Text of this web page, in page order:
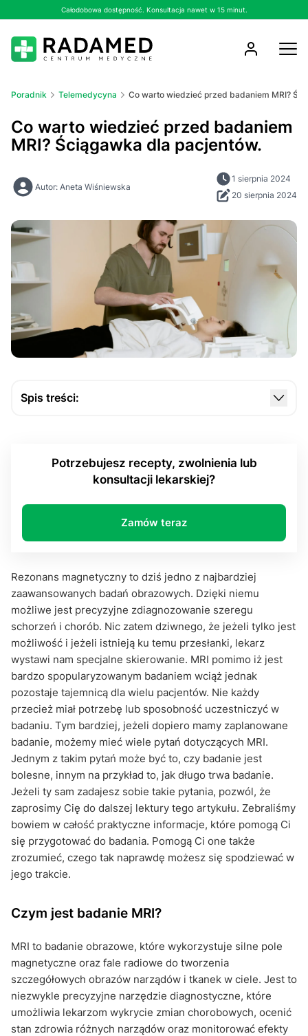
Całodobowa dostępność. Konsultacja nawet w 15 minut.
Poradnik Telemedycyna Co warto wiedzieć przed badaniem MRI?
Co warto wiedzieć przed badaniem
MRI? Ściągawka dla pacjentów.
Autor: Aneta Wiśniewska
1 sierpnia 2024
20 sierpnia 2024
Spis treści:
Przebieg badania MRI, czyli jak wygląda
Potrzebujesz recepty, zwolnienia lub
konsultacji lekarskiej?
Zamów teraz
Rezonans magnetyczny to dziś jedno z najbardziej
zaawansowanych badań obrazowych. Dzięki niemu
możliwe jest precyzyjne zdiagnozowanie szeregu
schorzeń i chorób. Nic zatem dziwnego, że jeżeli tylko jest
możliwość i jeżeli istnieją ku temu przesłanki, lekarz
wystawi nam specjalne skierowanie. MRI pomimo iż jest
bardzo spopularyzowanym badaniem wciąż jednak
pozostaje tajemnicą dla wielu pacjentów. Nie każdy
przecież miał potrzebę lub sposobność uczestniczyć w
badaniu. Tym bardziej, jeżeli dopiero mamy zaplanowane
badanie, możemy mieć wiele pytań dotyczących MRI.
Jednym z takim pytań może być to, czy badanie jest
bolesne, innym na przykład to, jak długo trwa badanie.
Jeżeli ty sam zadajesz sobie takie pytania, pozwól, że
zaprosimy Cię do dalszej lektury tego artykułu. Zebraliśmy
bowiem w całość praktyczne informacje, które pomogą Ci
się przygotować do badania. Pomogą Ci one także
zrozumieć, czego tak naprawdę możesz się spodziewać w
jego trakcie.
Czym jest badanie MRI?
MRI to badanie obrazowe, które wykorzystuje silne pole
magnetyczne oraz fale radiowe do tworzenia
szczegółowych obrazów narządów i tkanek w ciele. Jest to
niezwykle precyzyjne narzędzie diagnostyczne, które
umożliwia lekarzom wykrycie zmian chorobowych, ocenić
stan zdrowia różnych narządów oraz monitorować efekty